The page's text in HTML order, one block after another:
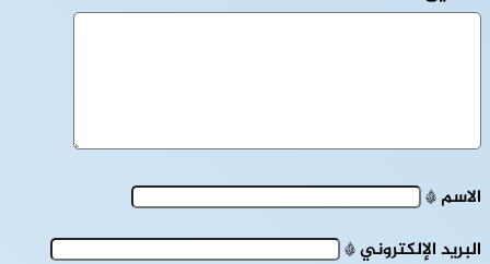
الاسم*
البريد الإلكتروني*